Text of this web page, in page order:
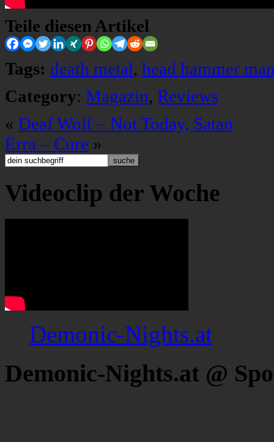
Teile diesen Artikel
Tags: death metal, head hammer
Category: Magazin, Reviews
« Deaf Wolf – Not Today, Satan
Erra – Cure »
Videoclip der Woche
Demonic-Nights.at
Demonic-Nights.at @